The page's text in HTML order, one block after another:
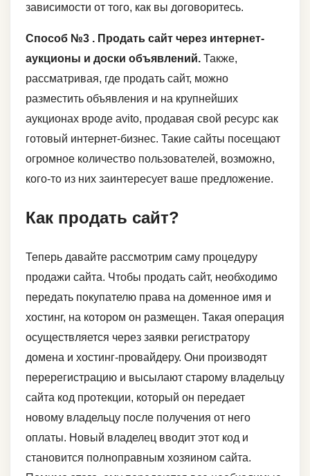
зависимости от того, как вы договоритесь.
Способ №3 . Продать сайт через интернет-
аукционы и доски объявлений. Также,
рассматривая, где продать сайт, можно
разместить объявления и на крупнейших
аукционах вроде avito, продавая свой ресурс как
готовый интернет-бизнес. Такие сайты посещают
огромное количество пользователей, возможно,
кого-то из них заинтересует ваше предложение.
Как продать сайт?
Теперь давайте рассмотрим саму процедуру
продажи сайта. Чтобы продать сайт, необходимо
передать покупателю права на доменное имя и
хостинг, на котором он размещен. Такая операция
осуществляется через заявки регистратору
домена и хостинг-провайдеру. Они производят
перерегистрацию и высылают старому владельцу
сайта код протекции, который он передает
новому владельцу после получения от него
оплаты. Новый владелец вводит этот код и
становится полноправным хозяином сайта.